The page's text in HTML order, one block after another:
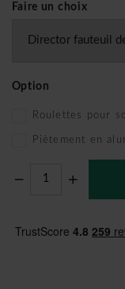
Faire un choix
Option
Roulettes pour
Piètement en